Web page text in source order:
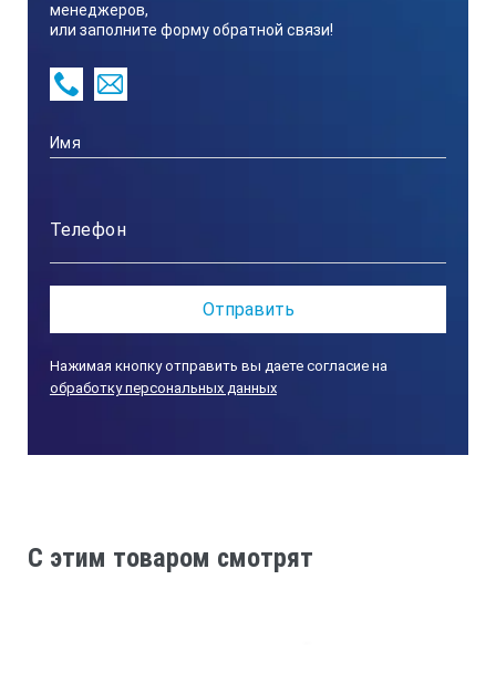
Размер
пьезоэлемента
Рабочая
Диапазон
измеряемых
рабочей
менеджеров,
или заполните форму обратной связи!
Нажимая кнопку отправить вы даете согласие на
обработку персональных данных
C этим товаром смотрят